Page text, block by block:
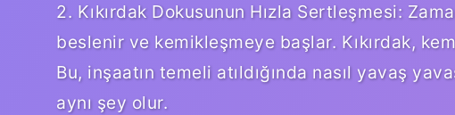
2. Kıkırdak Dokusunun Hızla Sertleşmesi:
beslenir ve kemikleşmeye başlar. Kıkırdak,
Bu, inşaatın temeli atıldığında nasıl yavaş
aynı şey olur.